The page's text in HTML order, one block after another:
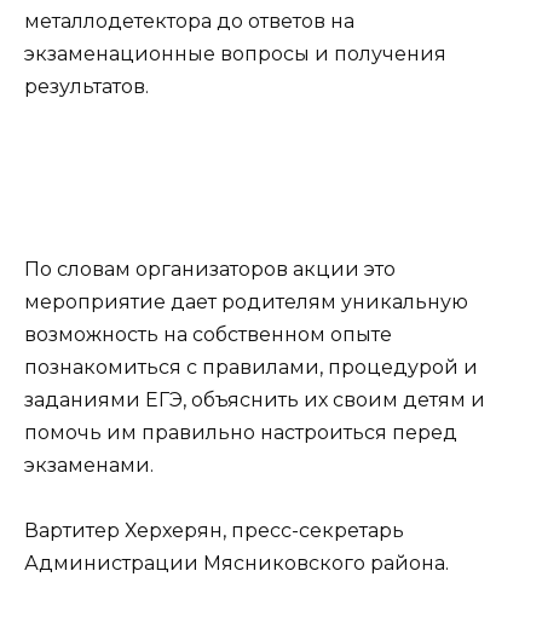
металлодетектора до ответов на
экзаменационные вопросы и получения
результатов.
По словам организаторов акции это
мероприятие дает родителям уникальную
возможность на собственном опыте
познакомиться с правилами, процедурой и
заданиями ЕГЭ, объяснить их своим детям и
помочь им правильно настроиться перед
экзаменами.
Вартитер Херхерян, пресс-секретарь
Администрации Мясниковского района.